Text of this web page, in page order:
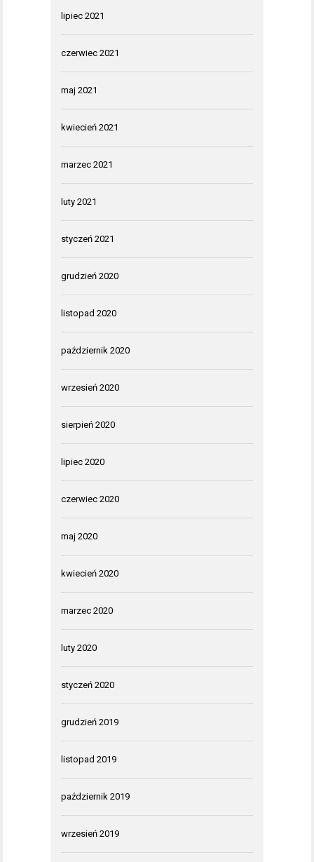
lipiec 2021
czerwiec 2021
maj 2021
kwiecień 2021
marzec 2021
luty 2021
styczeń 2021
grudzień 2020
listopad 2020
październik 2020
wrzesień 2020
sierpień 2020
lipiec 2020
czerwiec 2020
maj 2020
kwiecień 2020
marzec 2020
luty 2020
styczeń 2020
grudzień 2019
listopad 2019
październik 2019
wrzesień 2019